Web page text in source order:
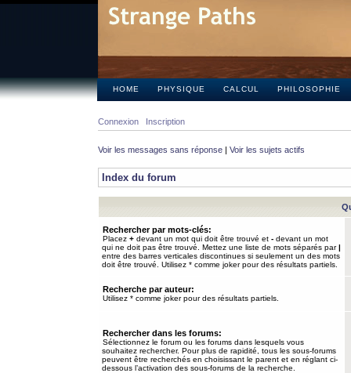
HOME PHYSIQUE CALCUL PHILOSOPHIE
Connexion Inscription
Voir les messages sans réponse | Voir les sujets actifs
Index du forum
Rechercher par mots-clés:
Placez + devant un mot qui doit être trouvé et - devant un mot
qui ne doit pas être trouvé. Mettez une liste de mots séparés par|
entre des barres verticales discontinues si seulement un des mots
doit être trouvé. Utilisez * comme joker pour des résultats partiels.
Recherche par auteur:
Utilisez * comme joker pour des résultats partiels.
Rechercher dans les forums:
Sélectionnez le forum ou les forums dans lesquels vous
souhaitez rechercher. Pour plus de rapidité, tous les sous-forums
peuvent être recherchés en choisissant le parent et en réglant ci-
dessous l’activation des sous-forums de la recherche.